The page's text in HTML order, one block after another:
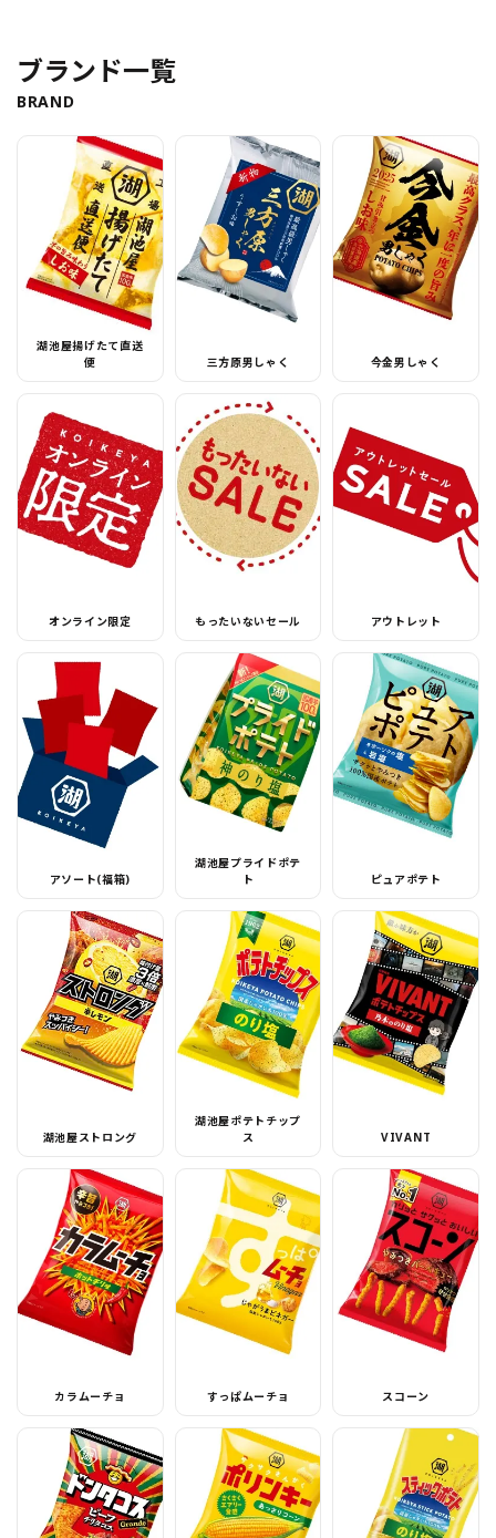
ブランド一覧
BRAND
湖池屋揚げたて直送
便
三方原男しゃく 今金男しゃく
オンライン限定 もったいないセール アウトレット
アソート(福箱)
湖池屋プライドポテ
ト
ピュアポテト
湖池屋ストロング
湖池屋ポテトチップ
ス
VIVANT
カラムーチョ すっぱムーチョ スコーン